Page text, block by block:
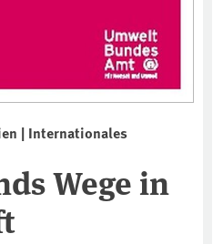
| Internationales
Wege in